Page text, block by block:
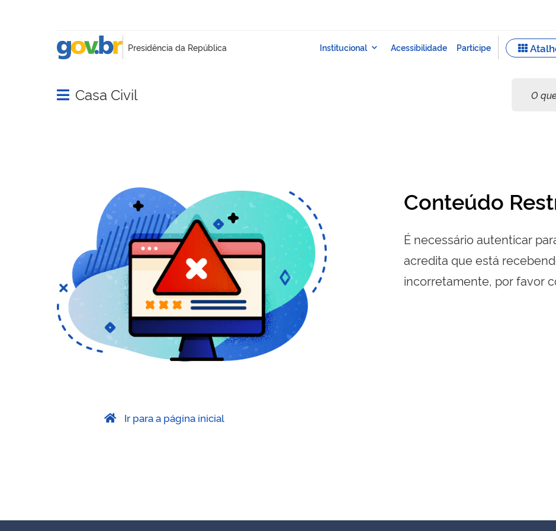
Abrir menu principal de navegação
Casa Civil
Conteúdo
É necessário autenticar
acredita que está
incorretamente, por favor
Ir para a página inicial